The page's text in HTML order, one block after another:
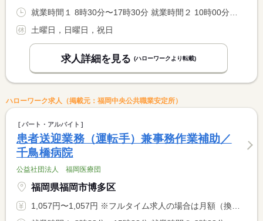
土曜日，日曜日，祝日
求人詳細を見る (ハローワークより転載)
ハローワーク求人（掲載元：福岡中央公共職業安定所）
パート・アルバイト
患者送迎業務（運転手）兼事務作業補助／
千鳥橋病院
公益社団法人 福岡医療団
福岡県福岡市博多区
1,057円〜1,057円 ※フルタイム求人の場合は月額（換算額）、パート求人の場合は時間額を表示しています。